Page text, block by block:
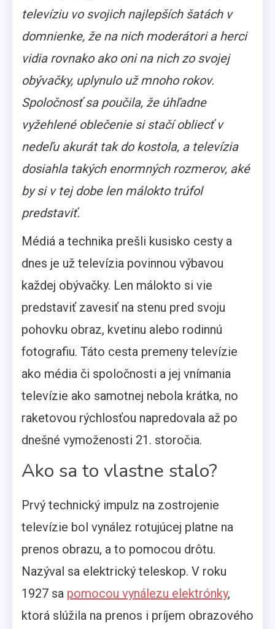
televíziu vo svojich najlepších šatách v
domnienke, že na nich moderátori a herci
vidia rovnako ako oni na nich zo svojej
obývačky, uplynulo už mnoho rokov.
Spoločnosť sa poučila, že úhľadne
vyžehlené oblečenie si stačí obliecť v
nedeľu akurát tak do kostola, a televízia
dosiahla takých enormných rozmerov, aké
by si v tej dobe len málokto trúfol
predstaviť.
Médiá a technika prešli kusisko cesty a
dnes je už televízia povinnou výbavou
každej obývačky. Len málokto si vie
predstaviť zavesiť na stenu pred svoju
pohovku obraz, kvetinu alebo rodinnú
fotografiu. Táto cesta premeny televízie
ako média či spoločnosti a jej vnímania
televízie ako samotnej nebola krátka, no
raketovou rýchlosťou napredovala až po
dnešné vymoženosti 21. storočia.
Ako sa to vlastne stalo?
Prvý technický impulz na zostrojenie
televízie bol vynález rotujúcej platne na
prenos obrazu, a to pomocou drôtu.
Nazýval sa elektrický teleskop. V roku
1927 sa pomocou vynálezu elektrónky,
ktorá slúžila na prenos i príjem obrazového